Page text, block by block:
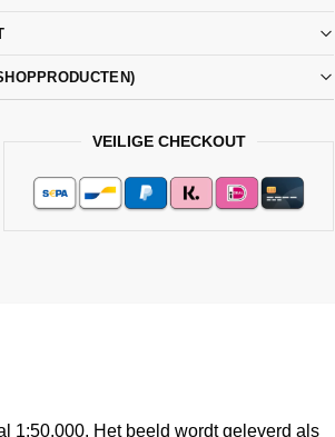
VEILIGE CHECKOUT
1:50.000. Het beeld wordt geleverd als